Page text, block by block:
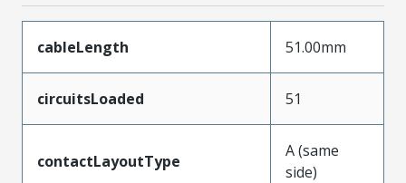
cableLength 51.00mm
circuitsLoaded 51
contactLayoutType
A (same
side)